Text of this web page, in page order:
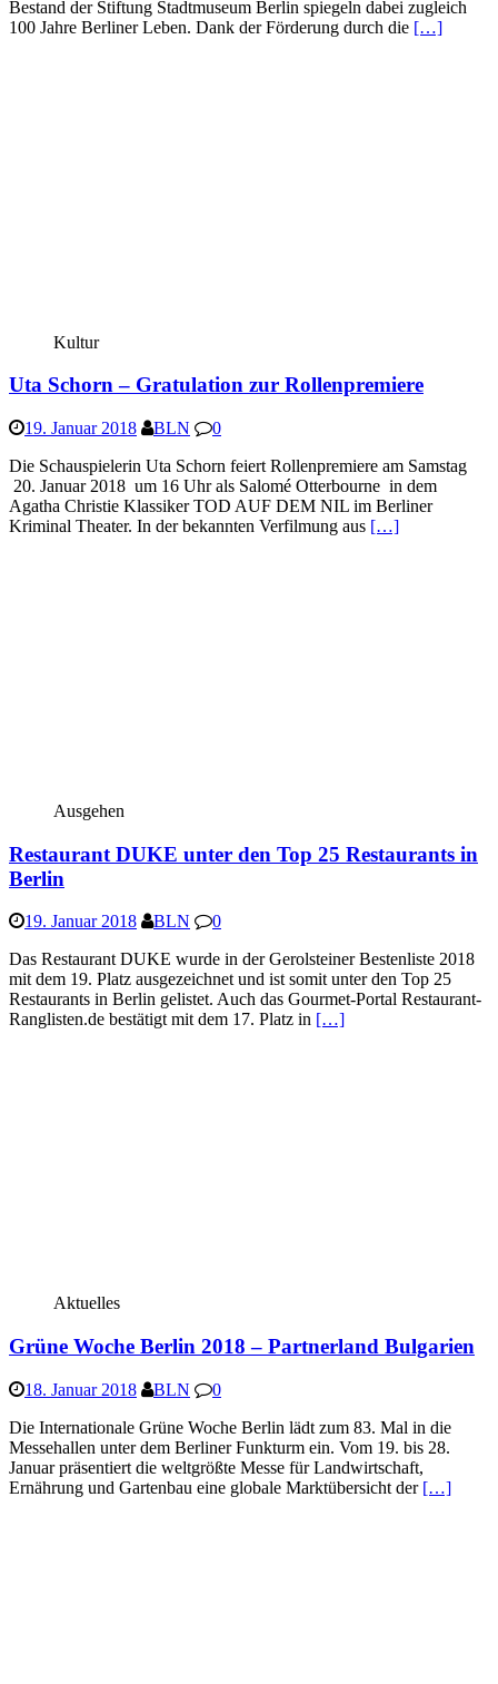
Bestand der Stiftung Stadtmuseum Berlin spiegeln dabei zugleich
100 Jahre Berliner Leben. Dank der Förderung durch die […]
Kultur
Uta Schorn – Gratulation zur Rollenpremiere
19. Januar 2018 BLN
0
Die Schauspielerin Uta Schorn feiert Rollenpremiere am Samstag
20. Januar 2018 um 16 Uhr als Salomé Otterbourne in dem
Agatha Christie Klassiker TOD AUF DEM NIL im Berliner
Kriminal Theater. In der bekannten Verfilmung aus […]
Ausgehen
Restaurant DUKE unter den Top 25 Restaurants in
Berlin
19. Januar 2018 BLN
0
Das Restaurant DUKE wurde in der Gerolsteiner Bestenliste 2018
mit dem 19. Platz ausgezeichnet und ist somit unter den Top 25
Restaurants in Berlin gelistet. Auch das Gourmet-Portal Restaurant-
Ranglisten.de bestätigt mit dem 17. Platz in […]
Aktuelles
Grüne Woche Berlin 2018 – Partnerland Bulgarien
18. Januar 2018 BLN
0
Die Internationale Grüne Woche Berlin lädt zum 83. Mal in die
Messehallen unter dem Berliner Funkturm ein. Vom 19. bis 28.
Januar präsentiert die weltgrößte Messe für Landwirtschaft,
Ernährung und Gartenbau eine globale Marktübersicht der […]